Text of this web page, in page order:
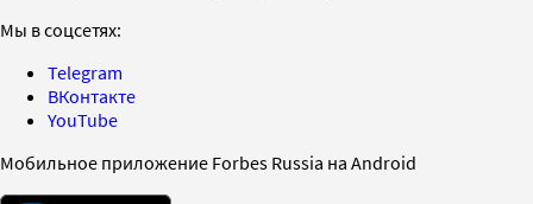
Мы в соцсетях:
Telegram
ВКонтакте
YouTube
Мобильное приложение Forbes Russia на Android